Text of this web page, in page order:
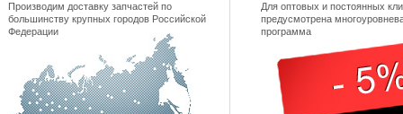
Производим доставку запчастей по
большинству крупных городов Российской
Федерации
Для оптовых и постоянных
предусмотрена
программа